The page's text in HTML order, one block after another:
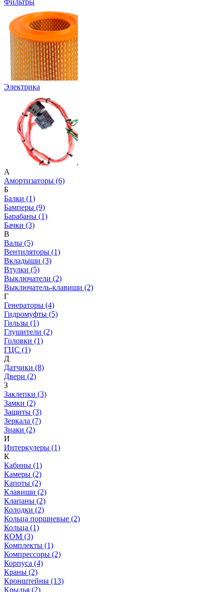
Электрика
А
Амортизаторы (6)
Б
Балки (1)
Бамперы (9)
Барабаны (1)
Бачки (3)
В
Валы (5)
Вентиляторы (1)
Вкладыши (3)
Втулки (5)
Выключатели (2)
Выключатель-клавиши (2)
Г
Генераторы (4)
Гидромуфты (5)
Гильзы (1)
Глушители (2)
Головки (1)
ГЦС (1)
Д
Датчики (8)
Двери (2)
З
Заклепки (3)
Замки (2)
Защиты (3)
Зеркала (7)
Знаки (2)
И
Интеркулеры (1)
К
Кабины (1)
Камеры (2)
Капоты (2)
Клавиши (2)
Клапаны (2)
Колодки (2)
Кольца поршневые (2)
Кольца (1)
КОМ (3)
Комплекты (1)
Компрессоры (2)
Корпуса (4)
Краны (2)
Кронштейны (13)
Крылья (2)